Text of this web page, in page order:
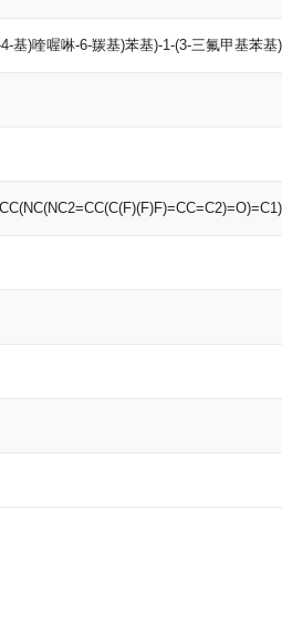
基)喹喔啉-6-羰基)苯基)-1-(3-三氟甲基苯基